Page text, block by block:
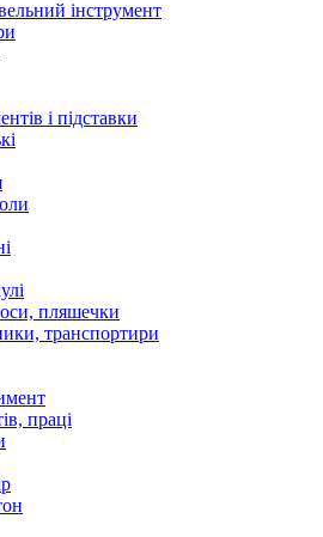
інструмент
і підставки
пляшечки
транспортири
праці